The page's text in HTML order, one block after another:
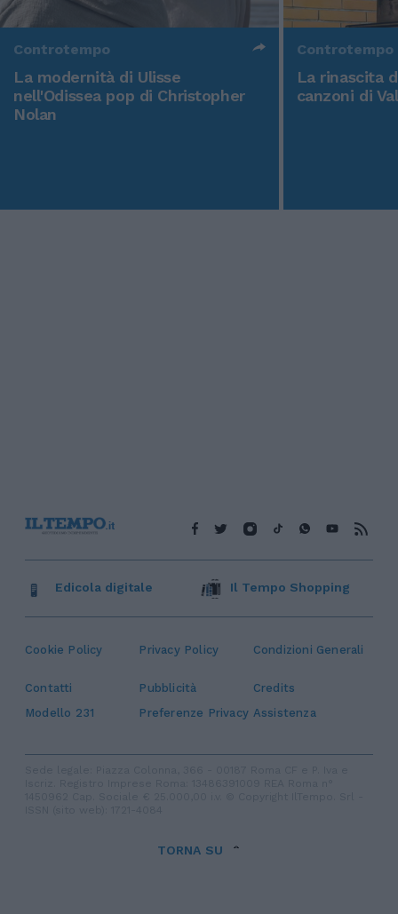
Controtempo
La modernità di Ulisse
nell'Odissea pop di Christopher
Nolan
Controtempo
La rinascita
canzoni di
Cookie Policy Privacy Policy Condizioni Generali
Contatti Pubblicità
Credits
Modello 231
Preferenze Privacy Assistenza
Edicola digitale Il Tempo Shopping
TORNA SU